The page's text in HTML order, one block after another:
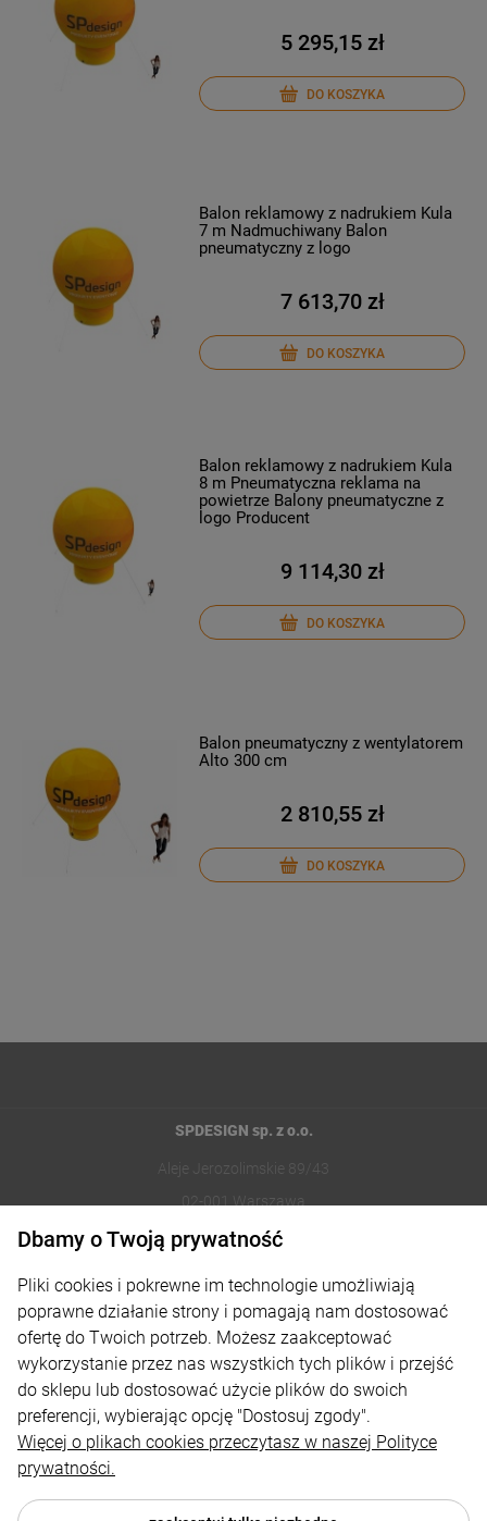
5 295,15 zł
DO KOSZYKA
Balon reklamowy z nadrukiem Kula
7 m Nadmuchiwany Balon
pneumatyczny z logo
7 613,70 zł
DO KOSZYKA
Balon reklamowy z nadrukiem Kula
8 m Pneumatyczna reklama na
powietrze Balony pneumatyczne z
logo Producent
9 114,30 zł
DO KOSZYKA
Balon pneumatyczny z wentylatorem
Alto 300 cm
2 810,55 zł
DO KOSZYKA
SPDESIGN sp. z o.o.
Aleje Jerozolimskie 89/43
02-001 Warszawa
sklep@reklamydrukarnia.pl
Moje konto
Płatności i dostawa
Informacje
Dbamy o Twoją prywatność
Pliki cookies i pokrewne im technologie umożliwiają
poprawne działanie strony i pomagają nam dostosować
ofertę do Twoich potrzeb. Możesz zaakceptować
wykorzystanie przez nas wszystkich tych plików i przejść
do sklepu lub dostosować użycie plików do swoich
preferencji, wybierając opcję "Dostosuj zgody".
Więcej o plikach cookies przeczytasz w naszej Polityce
prywatności.